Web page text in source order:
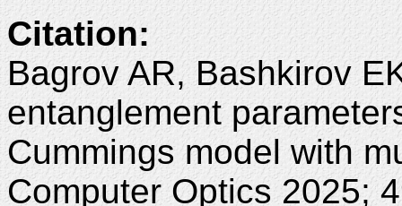
Citation:
Bagrov AR, Bashkirov
entanglement
Cummings model with
Computer Optics 2025;